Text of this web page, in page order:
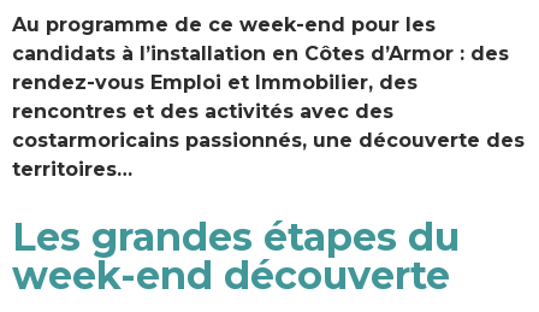
Au programme de ce week-end pour les
candidats à l’installation en Côtes d’Armor : des
rendez-vous Emploi et Immobilier, des
rencontres et des activités avec des
costarmoricains passionnés, une découverte des
territoires…
Les grandes étapes du
week-end découverte